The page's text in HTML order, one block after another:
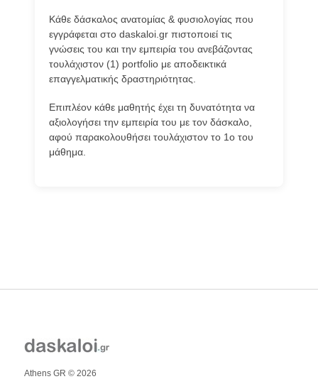
Κάθε δάσκαλος ανατομίας & φυσιολογίας που
εγγράφεται στο daskaloi.gr πιστοποιεί τις
γνώσεις του και την εμπειρία του ανεβάζοντας
τουλάχιστον (1) portfolio με αποδεικτικά
επαγγελματικής δραστηριότητας.
Επιπλέον κάθε μαθητής έχει τη δυνατότητα να
αξιολογήσει την εμπειρία του με τον δάσκαλο,
αφού παρακολουθήσει τουλάχιστον το 1ο του
μάθημα.
Athens GR © 2026